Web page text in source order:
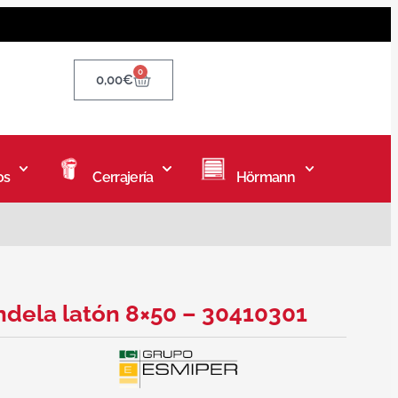
0,00€ 0
Cerrajería Hörmann
latón 8×50 – 30410301